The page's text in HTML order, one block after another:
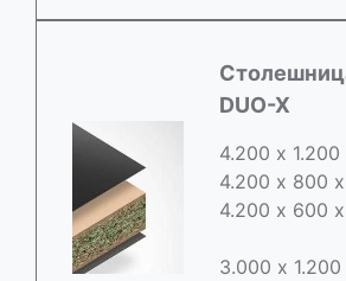
DUO-X
4.200 х
4.200 х 800
4.200 х 600
3.000 х